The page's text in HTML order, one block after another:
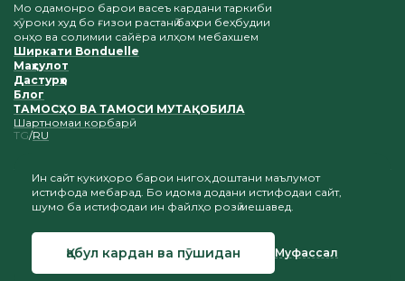
Мо одамонро барои васеъ кардани таркиби
хӯроки худ бо ғизои растанӣ баҳри беҳбудии
онҳо ва солимии сайёра илҳом мебахшем
Ширкати Bonduelle
Маҳсулот
Дастурҳо
Блог
ТАМОСҲО ВА ТАМОСИ МУТАҚОБИЛА
Шартномаи корбарӣ
TG RU
Нусхабардорӣ ва ҷойгиркунии мавод ба шарте қабул
карда мешавад, ки истинод ба сомонаи мо нигоҳ дошта
© 2026 Bonduelle Точикистон
Офаридани сайт
Ин сайт кукиҳоро барои нигоҳ доштани маълумот
истифода мебарад. Бо идома додани истифодаи сайт,
шумо ба истифодаи ин файлҳо розӣ мешавед.
Қабул кардан ва пӯшидан Муфассал